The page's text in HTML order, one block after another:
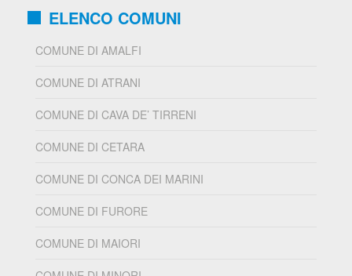
ELENCO COMUNI
COMUNE DI AMALFI
COMUNE DI ATRANI
COMUNE DI CAVA DE’ TIRRENI
COMUNE DI CETARA
COMUNE DI CONCA DEI MARINI
COMUNE DI FURORE
COMUNE DI MAIORI